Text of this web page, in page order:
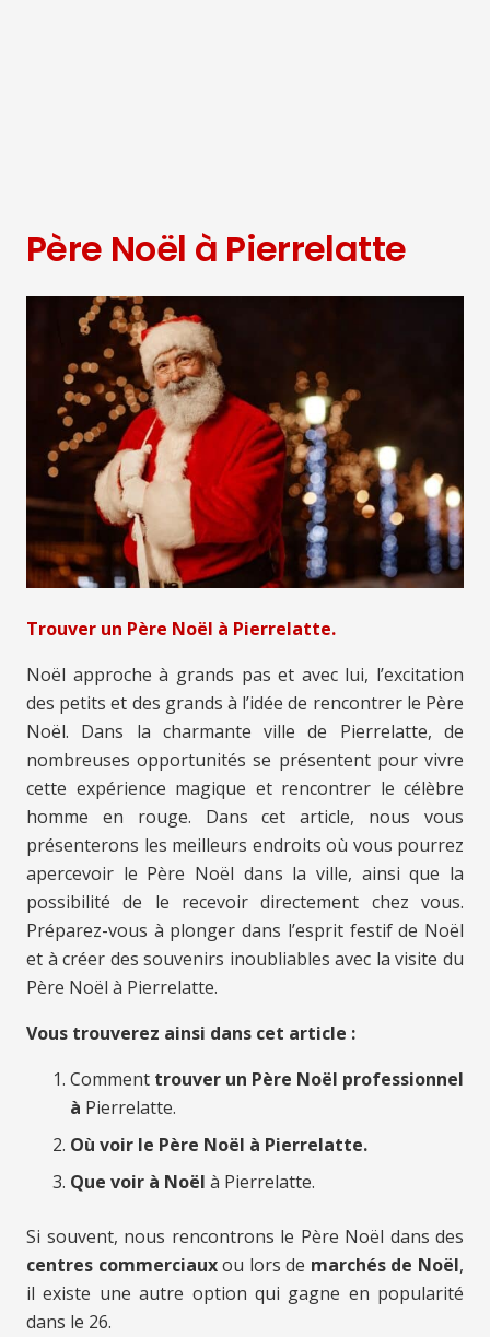
Père Noël à Pierrelatte
Trouver un Père Noël à Pierrelatte.
Noël approche à grands pas et avec lui, l’excitation
des petits et des grands à l’idée de rencontrer le Père
Noël. Dans la charmante ville de Pierrelatte, de
nombreuses opportunités se présentent pour vivre
cette expérience magique et rencontrer le célèbre
homme en rouge. Dans cet article, nous vous
présenterons les meilleurs endroits où vous pourrez
apercevoir le Père Noël dans la ville, ainsi que la
possibilité de le recevoir directement chez vous.
Préparez-vous à plonger dans l’esprit festif de Noël
et à créer des souvenirs inoubliables avec la visite du
Père Noël à Pierrelatte.
Vous trouverez ainsi dans cet article :
Comment trouver un Père Noël professionnel
à Pierrelatte.
Où voir le Père Noël à Pierrelatte.
Que voir à Noël à Pierrelatte.
Si souvent, nous rencontrons le Père Noël dans des
centres commerciauxou lors de marchés de Noël,
il existe une autre option qui gagne en popularité
dans le 26.